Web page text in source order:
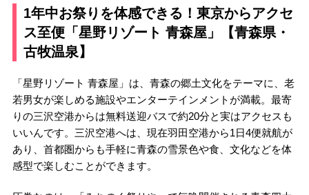
1年中お祭りを体感できる！東京からアクセ
ス至便「星野リゾート 青森屋」【青森県・
古牧温泉】
「星野リゾート 青森屋」は、青森の郷土文化をテーマに、老
若男女が楽しめる施設やエンターテインメントが満載。最寄
りの三沢空港からは無料送迎バスで約20分と実はアクセスも
いいんです。三沢空港へは、現在羽田空港から1日4便就航が
あり、首都圏からも手軽に青森の雪景色や食、文化などを体
感型で楽しむことができます。